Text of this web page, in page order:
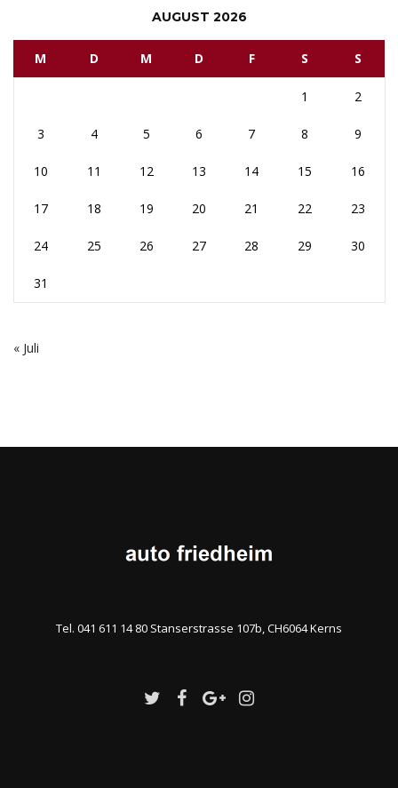
AUGUST 2026
M D M D F S S
1 2
3 4 5 6 7 8 9
10 11 12 13 14 15 16
17 18 19 20 21 22 23
24 25 26 27 28 29 30
31
« Juli
Tel. 041 611 14 80 Stanserstrasse 107b, CH6064 Kerns